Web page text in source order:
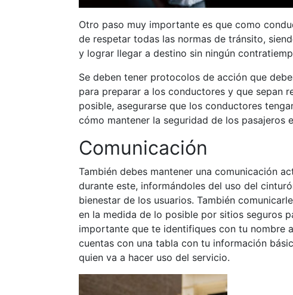
Otro paso muy importante es que como
de respetar todas las normas de tránsito,
y lograr llegar a destino sin ningún
Se deben tener protocolos de acción que
para preparar a los conductores y que sepan
posible, asegurarse que los conductores
cómo mantener la seguridad de los pasajeros
Comunicación
También debes mantener una comunicación
durante este, informándoles del uso del
bienestar de los usuarios. También
en la medida de lo posible por sitios seguros
importante que te identifiques con tu nombre
cuentas con una tabla con tu información
quien va a hacer uso del servicio.